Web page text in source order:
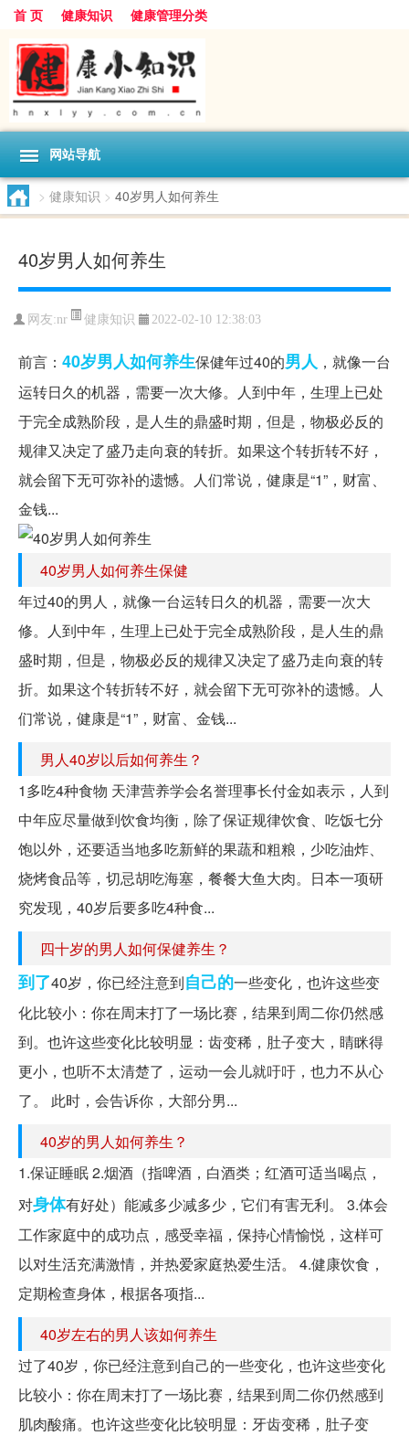
首 页 健康知识 健康管理分类
网站导航
> 健康知识 > 40岁男人如何养生
40岁男人如何养生
网友:nr 健康知识 2022-02-10 12:38:03
前言： 40岁男人如何养生保健年过40的男人 ，就像一台
运转日久的机器，需要一次大修。人到中年，生理上已处
于完全成熟阶段，是人生的鼎盛时期，但是，物极必反的
规律又决定了盛乃走向衰的转折。如果这个转折转不好，
就会留下无可弥补的遗憾。人们常说，健康是“1”，财富、
金钱...
40岁男人如何养生保健
年过40的男人，就像一台运转日久的机器，需要一次大
修。人到中年，生理上已处于完全成熟阶段，是人生的鼎
盛时期，但是，物极必反的规律又决定了盛乃走向衰的转
折。如果这个转折转不好，就会留下无可弥补的遗憾。人
们常说，健康是“1”，财富、金钱...
男人40岁以后如何养生？
1多吃4种食物 天津营养学会名誉理事长付金如表示，人到
中年应尽量做到饮食均衡，除了保证规律饮食、吃饭七分
饱以外，还要适当地多吃新鲜的果蔬和粗粮，少吃油炸、
烧烤食品等，切忌胡吃海塞，餐餐大鱼大肉。日本一项研
究发现，40岁后要多吃4种食...
四十岁的男人如何保健养生？
到了40岁，你已经注意到自己的一些变化，也许这些变
化比较小：你在周末打了一场比赛，结果到周二你仍然感
到。也许这些变化比较明显：齿变稀，肚子变大，睛眯得
更小，也听不太清楚了，运动一会儿就吁吁，也力不从心
了。 此时，会告诉你，大部分男...
40岁的男人如何养生？
1.保证睡眠 2.烟酒（指啤酒，白酒类；红酒可适当喝点，
对身体有好处）能减多少减多少，它们有害无利。 3.体会
工作家庭中的成功点，感受幸福，保持心情愉悦，这样可
以对生活充满激情，并热爱家庭热爱生活。 4.健康饮食，
定期检查身体，根据各项指...
40岁左右的男人该如何养生
过了40岁，你已经注意到自己的一些变化，也许这些变化
比较小：你在周末打了一场比赛，结果到周二你仍然感到
肌肉酸痛。也许这些变化比较明显：牙齿变稀，肚子变